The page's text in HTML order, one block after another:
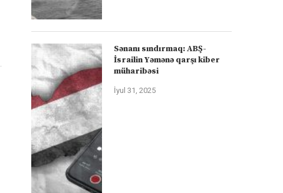
Sənanı sındırmaq: ABŞ-
İsrailin Yəmənə qarşı kiber
müharibəsi
İyul 31, 2025